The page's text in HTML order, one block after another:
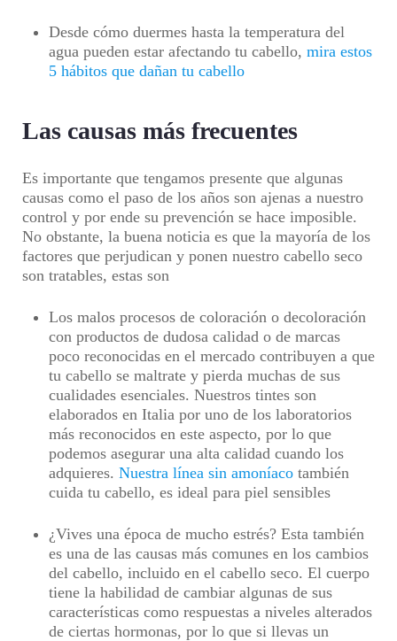
Desde cómo duermes hasta la temperatura del
agua pueden estar afectando tu cabello, mira estos
5 hábitos que dañan tu cabello
Las causas más frecuentes
Es importante que tengamos presente que algunas
causas como el paso de los años son ajenas a nuestro
control y por ende su prevención se hace imposible.
No obstante, la buena noticia es que la mayoría de los
factores que perjudican y ponen nuestro cabello seco
son tratables, estas son
Los malos procesos de coloración o decoloración
con productos de dudosa calidad o de marcas
poco reconocidas en el mercado contribuyen a que
tu cabello se maltrate y pierda muchas de sus
cualidades esenciales. Nuestros tintes son
elaborados en Italia por uno de los laboratorios
más reconocidos en este aspecto, por lo que
podemos asegurar una alta calidad cuando los
adquieres. Nuestra línea sin amoníaco también
cuida tu cabello, es ideal para piel sensibles
¿Vives una época de mucho estrés? Esta también
es una de las causas más comunes en los cambios
del cabello, incluido en el cabello seco. El cuerpo
tiene la habilidad de cambiar algunas de sus
características como respuestas a niveles alterados
de ciertas hormonas, por lo que si llevas un